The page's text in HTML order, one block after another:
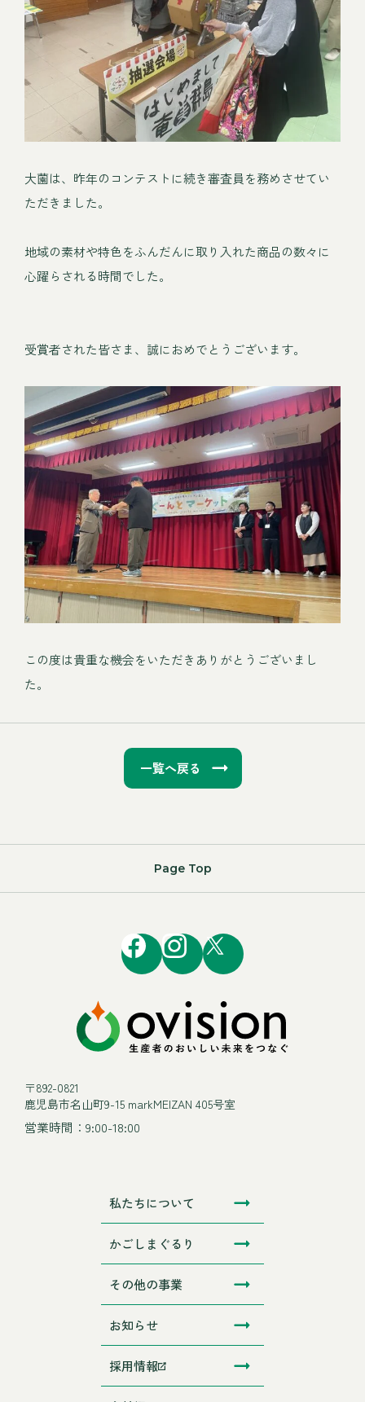
大薗は、昨年のコンテストに続き審査員を務めさせてい
ただきました。
地域の素材や特色をふんだんに取り入れた商品の数々に
心躍らされる時間でした。
受賞者された皆さま、誠におめでとうございます。
この度は貴重な機会をいただきありがとうございまし
た。
一覧へ戻る
Page Top
〒892-0821
鹿児島市名山町9-15 markMEIZAN 405号室
営業時間：9:00-18:00
私たちについて
かごしまぐるり
その他の事業
お知らせ
採用情報